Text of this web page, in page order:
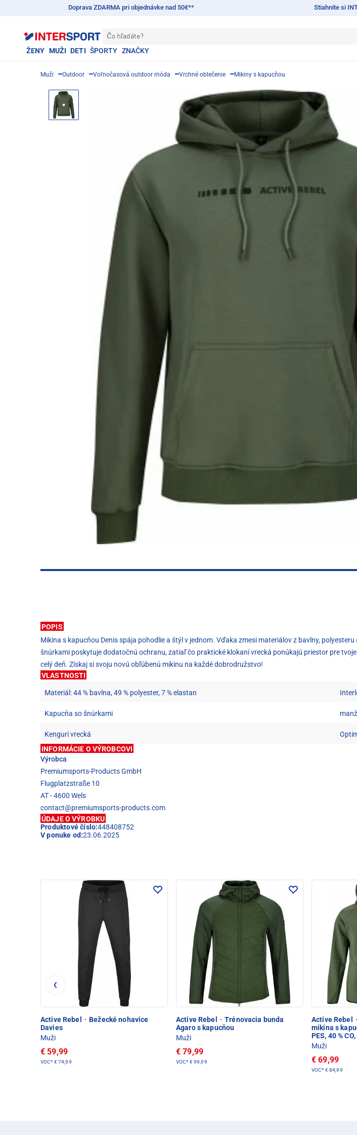
Doprava ZDARMA pri objednávke nad 50€** Stiahnite si
Čo hľadáte?
ŽENY MUŽI DETI ŠPORTY ZNAČKY
Muži Outdoor Voľnočasová outdoor móda Vrchné oblečenie Mikiny s kapucňou
POPIS
Mikina s kapucňou Denis spája pohodlie a štýl v jednom. Vďaka zmesi materiálov z bavlny,
šnúrkami poskytuje dodatočnú ochranu, zatiaľ čo praktické klokaní vrecká ponúkajú priestor pre
celý deň. Získaj si svoju novú obľúbenú mikinu na každé dobrodružstvo!
VLASTNOSTI
Materiál: 44 % bavlna, 49 % polyester, 7 % elastan
Kapucňa so šnúrkami
Kengurí vrecká
INFORMÁCIE O VÝROBCOVI
Výrobca
Premiumsports-Products GmbH
Flugplatzstraße 10
AT - 4600 Wels
contact@premiumsports-products.com
ÚDAJE O VÝROBKU
Produktové číslo:448408752
V ponuke od:23.06.2025
Active Rebel · Bežecké nohavice
Davies
Muži
€ 59,99
VOC* € 74,99
Active Rebel · Trénovacia bunda
Agaro s kapucňou
Muži
€ 79,99
VOC* € 99,99
Active Rebel ·
mikina s
PES, 40 %
Muži
€ 69,99
VOC* € 84,99